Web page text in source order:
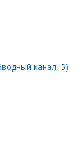
канал, 5)